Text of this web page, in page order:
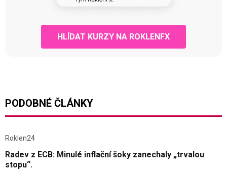
HLÍDAT KURZY NA ROKLENFX
PODOBNÉ ČLÁNKY
Roklen24
Radev z ECB: Minulé inflační šoky zanechaly „trvalou
stopu“.